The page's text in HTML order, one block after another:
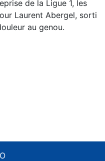
de la Ligue 1, les
Laurent Abergel, sorti
au genou.